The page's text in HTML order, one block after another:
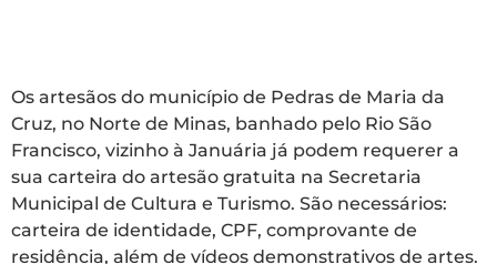
Os artesãos do município de Pedras de Maria da
Cruz, no Norte de Minas, banhado pelo Rio São
Francisco, vizinho à Januária já podem requerer a
sua carteira do artesão gratuita na Secretaria
Municipal de Cultura e Turismo. São necessários:
carteira de identidade, CPF, comprovante de
residência, além de vídeos demonstrativos de artes.